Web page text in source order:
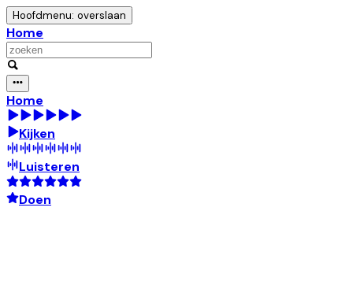
Hoofdmenu: overslaan
Home
Home
Kijken
Luisteren
Doen